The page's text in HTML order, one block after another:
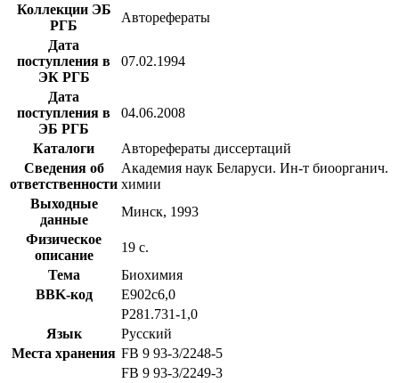
Коллекции ЭБ
РГБ
Авторефераты
Дата
поступления в
ЭК РГБ
07.02.1994
Дата
поступления в
ЭБ РГБ
04.06.2008
Каталоги
Авторефераты диссертаций
Сведения об
ответственности
Академия наук Беларуси. Ин-т биоорганич.
химии
Выходные
данные
Минск, 1993
Физическое
описание
19 с.
Тема
Биохимия
BBK-код
Е902с6,0
Р281.731-1,0
Язык
Русский
Места хранения FB 9 93-3/2248-5
FB 9 93-3/2249-3